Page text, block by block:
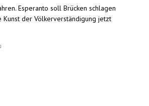
Esperanto soll Brücken schlagen
der Völkerverständigung jetzt
is external)